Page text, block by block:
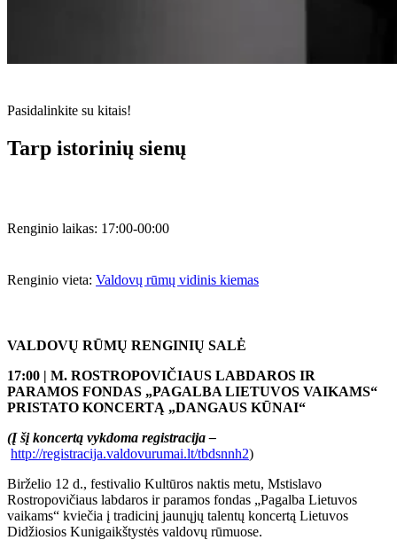
Pasidalinkite su kitais!
Tarp istorinių sienų
Renginio laikas: 17:00-00:00
Renginio vieta: Valdovų rūmų vidinis kiemas
VALDOVŲ RŪMŲ RENGINIŲ SALĖ
17:00 | M. ROSTROPOVIČIAUS LABDAROS IR
PARAMOS FONDAS „PAGALBA LIETUVOS VAIKAMS“
PRISTATO KONCERTĄ „DANGAUS KŪNAI“
(Į šį koncertą vykdoma registracija –
http://registracija.valdovurumai.lt/tbdsnnh2)
Birželio 12 d., festivalio Kultūros naktis metu, Mstislavo
Rostropovičiaus labdaros ir paramos fondas „Pagalba Lietuvos
vaikams“ kviečia į tradicinį jaunųjų talentų koncertą Lietuvos
Didžiosios Kunigaikštystės valdovų rūmuose.